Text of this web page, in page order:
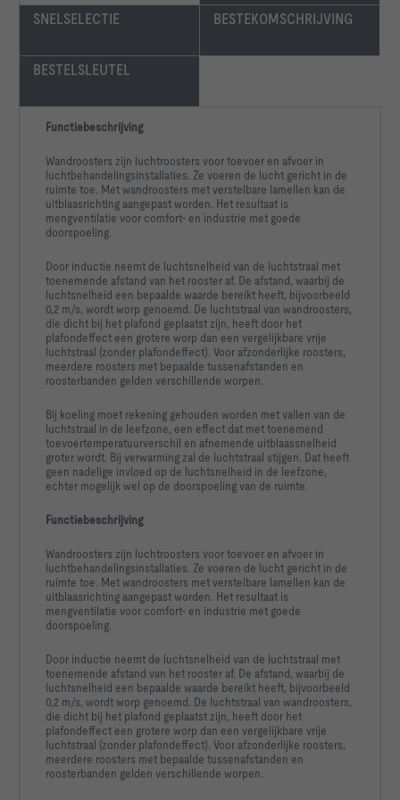
aanbouwdeel:
Oppervlak (rand en lamellen):		Gepoedercoat in RAL
Oppervlak (Afdekplaten):		Gepoedercoat in RAL
keuze kleur:
Palfondinvloed
Afstand l
Afstand b tussen de luchtroosters bij plaatsing in een rij
Snelheid bij l vl, max
Temperatuurverschil bij l Δtl
Afstand tot het midden van de luchtstraal b0.2
Straalafbuiging omlaag of omhoog y
Koelvermogen Φc
-2.954   W
SNELSELECTIE BESTEKOMSCHRIJVING
BESTELSLEUTEL
Functiebeschrijving
Wandroosters zijn luchtroosters voor toevoer en afvoer in
luchtbehandelingsinstallaties. Ze voeren de lucht gericht in de
ruimte toe. Met wandroosters met verstelbare lamellen kan de
uitblaasrichting aangepast worden. Het resultaat is
mengventilatie voor comfort- en industrie met goede
doorspoeling.
Door inductie neemt de luchtsnelheid van de luchtstraal met
toenemende afstand van het rooster af. De afstand, waarbij de
luchtsnelheid een bepaalde waarde bereikt heeft, bijvoorbeeld
0,2 m/s, wordt worp genoemd. De luchtstraal van wandroosters,
die dicht bij het plafond geplaatst zijn, heeft door het
plafondeffect een grotere worp dan een vergelijkbare vrije
luchtstraal (zonder plafondeffect). Voor afzonderlijke roosters,
meerdere roosters met bepaalde tussenafstanden en
roosterbanden gelden verschillende worpen.
Bij koeling moet rekening gehouden worden met vallen van de
luchtstraal in de leefzone, een effect dat met toenemend
toevoertemperatuurverschil en afnemende uitblaassnelheid
groter wordt. Bij verwarming zal de luchtstraal stijgen. Dat heeft
geen nadelige invloed op de luchtsnelheid in de leefzone,
echter mogelijk wel op de doorspoeling van de ruimte.
Functiebeschrijving
Wandroosters zijn luchtroosters voor toevoer en afvoer in
luchtbehandelingsinstallaties. Ze voeren de lucht gericht in de
ruimte toe. Met wandroosters met verstelbare lamellen kan de
uitblaasrichting aangepast worden. Het resultaat is
mengventilatie voor comfort- en industrie met goede
doorspoeling.
Door inductie neemt de luchtsnelheid van de luchtstraal met
toenemende afstand van het rooster af. De afstand, waarbij de
luchtsnelheid een bepaalde waarde bereikt heeft, bijvoorbeeld
0,2 m/s, wordt worp genoemd. De luchtstraal van wandroosters,
die dicht bij het plafond geplaatst zijn, heeft door het
plafondeffect een grotere worp dan een vergelijkbare vrije
luchtstraal (zonder plafondeffect). Voor afzonderlijke roosters,
meerdere roosters met bepaalde tussenafstanden en
roosterbanden gelden verschillende worpen.